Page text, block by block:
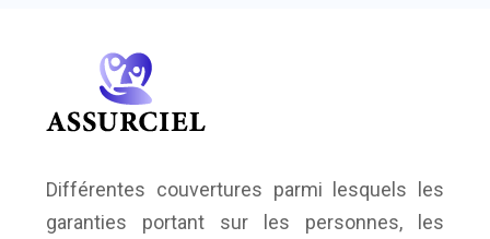
Différentes couvertures parmi lesquels les
garanties portant sur les personnes, les